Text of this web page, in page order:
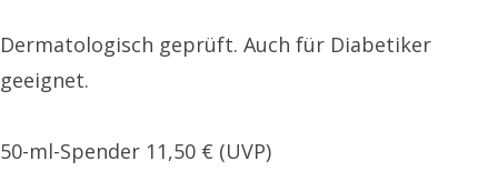
Dermatologisch geprüft. Auch für Diabetiker
geeignet.
50-ml-Spender 11,50 € (UVP)